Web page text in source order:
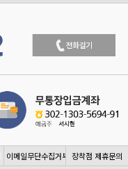
이메일무단수집거부 장착점 제휴문의